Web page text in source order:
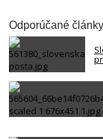
Odporúčané články